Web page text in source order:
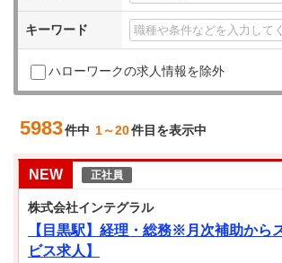
キーワード
ハローワークの求人情報を除外
5983件中 1～20件目を表示中
NEW 正社員
株式会社インテグラル
【目黒駅】経理・総務※月次補助か
ビス求人】